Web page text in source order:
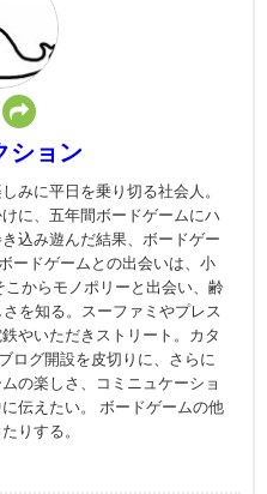
ション
みに平日を乗り切る社会人。
に、五年間ボードゲームにハ
込み遊んだ結果、ボードゲー
ードゲームとの出会いは、小
からモノポリーと出会い、齢
を知る。スーファミやプレス
やいただきストリート。カタ
ログ開設を皮切りに、さらに
の楽しさ、コミニュケーショ
伝えたい。 ボードゲームの他
りする。